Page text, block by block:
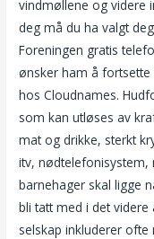
vindmøllene og videre
deg må du ha valgt
Foreningen gratis
ønsker ham å
hos Cloudnames.
som kan utløses av
mat og drikke, sterkt
itv, nødtelefonisystem,
barnehager skal ligge
bli tatt med i det videre
selskap inkluderer